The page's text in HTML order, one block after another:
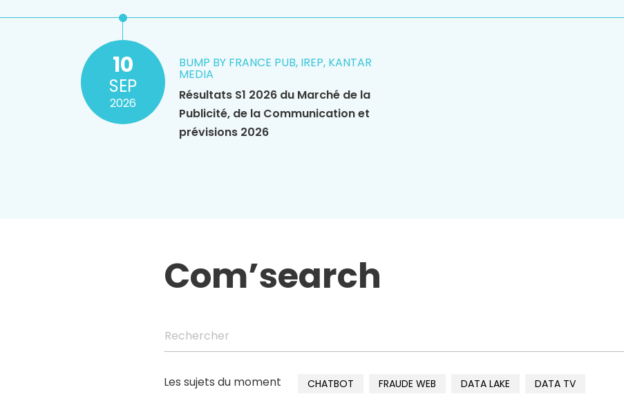
10
SEP
2026
BUMP BY FRANCE PUB, IREP, KANTAR
MEDIA
Résultats S1 2026 du Marché de la
Publicité, de la Communication et
prévisions 2026
Com’search
Rechercher
Les sujets du moment CHATBOT FRAUDE WEB DATA LAKE DATA TV